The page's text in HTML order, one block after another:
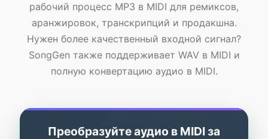
рабочий процесс MP3 в MIDI для ремиксов,
аранжировок, транскрипций и продакшна.
Нужен более качественный входной сигнал?
SongGen также поддерживает WAV в MIDI и
полную конвертацию аудио в MIDI.
Преобразуйте аудио в MIDI за